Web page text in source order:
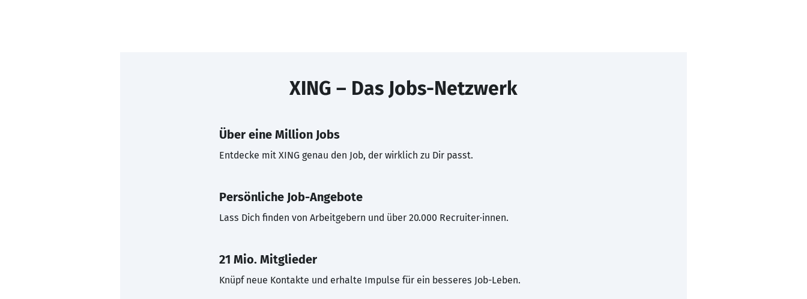
XING – Das Jobs-Netzwerk
Über eine Million Jobs
Entdecke mit XING genau den Job, der wirklich zu Dir passt.
Persönliche Job-Angebote
Lass Dich finden von Arbeitgebern und über 20.000 Recruiter·innen.
21 Mio. Mitglieder
Knüpf neue Kontakte und erhalte Impulse für ein besseres Job-Leben.